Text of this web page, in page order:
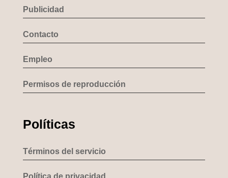
Publicidad
Contacto
Empleo
Permisos de reproducción
Políticas
Términos del servicio
Política de privacidad